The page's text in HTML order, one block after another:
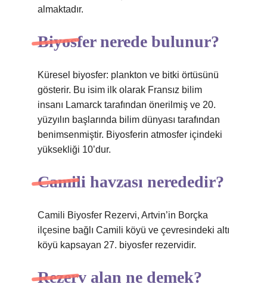
almaktadır.
Biyosfer nerede bulunur?
Küresel biyosfer: plankton ve bitki örtüsünü
gösterir. Bu isim ilk olarak Fransız bilim
insanı Lamarck tarafından önerilmiş ve 20.
yüzyılın başlarında bilim dünyası tarafından
benimsenmiştir. Biyosferin atmosfer içindeki
yüksekliği 10’dur.
Camili havzası nerededir?
Camili Biyosfer Rezervi, Artvin’in Borçka
ilçesine bağlı Camili köyü ve çevresindeki altı
köyü kapsayan 27. biyosfer rezervidir.
Rezerv alan ne demek?